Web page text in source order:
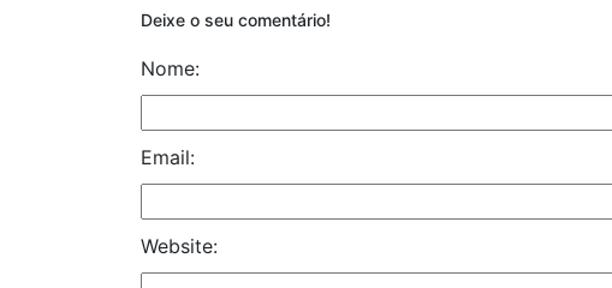
Deixe o seu comentário!
Nome:
Email:
Website: